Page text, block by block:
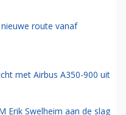
route vanaf
met Airbus A350-900 uit
Erik Swelheim aan de slag